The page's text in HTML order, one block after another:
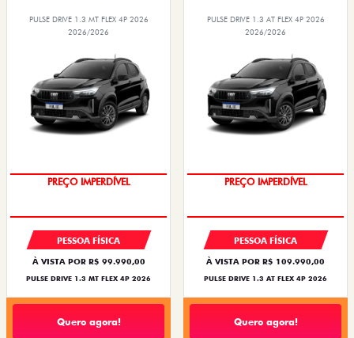
PULSE DRIVE 1.3 MT FLEX 4P 2026
2026/2026
OPORTUNIDADE
PESSOA FÍSICA
À VISTA POR R$ 99.990,00
PULSE DRIVE 1.3 MT FLEX 4P 2026
Quero agora!
PULSE DRIVE 1.3 AT FLEX 4P 2026
2026/2026
O SUV AUTOMÁTICO MAIS
PESSOA FÍSICA
À VISTA POR R$ 109.990,00
PULSE DRIVE 1.3 AT FLEX 4P 2026
Quero agora!